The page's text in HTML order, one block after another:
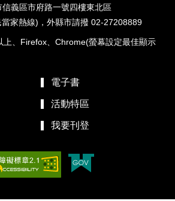
義區市府路一號四樓東北區
家熱線)，外縣市請撥 02-27208889
上、Firefox、Chrome(螢幕設定最佳顯示
電子書
活動特區
我要刊登